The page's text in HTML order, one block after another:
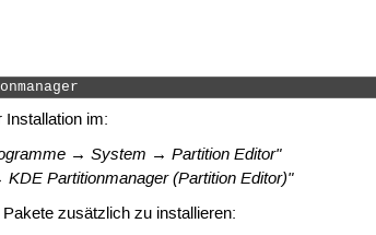
im:
→ System → Partition Editor"
Partitionmanager (Partition Editor)"
zusätzlich zu installieren: